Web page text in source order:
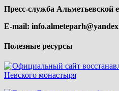
Пресс-служба Альметьевской
E-mail:
Полезные ресурсы